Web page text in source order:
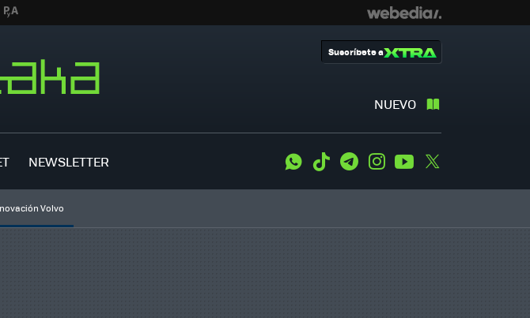
NUEVO
Suscríbete a
NEWSLETTER WhatsApp
Tiktok TelegramInstagramYoutube
Volvo